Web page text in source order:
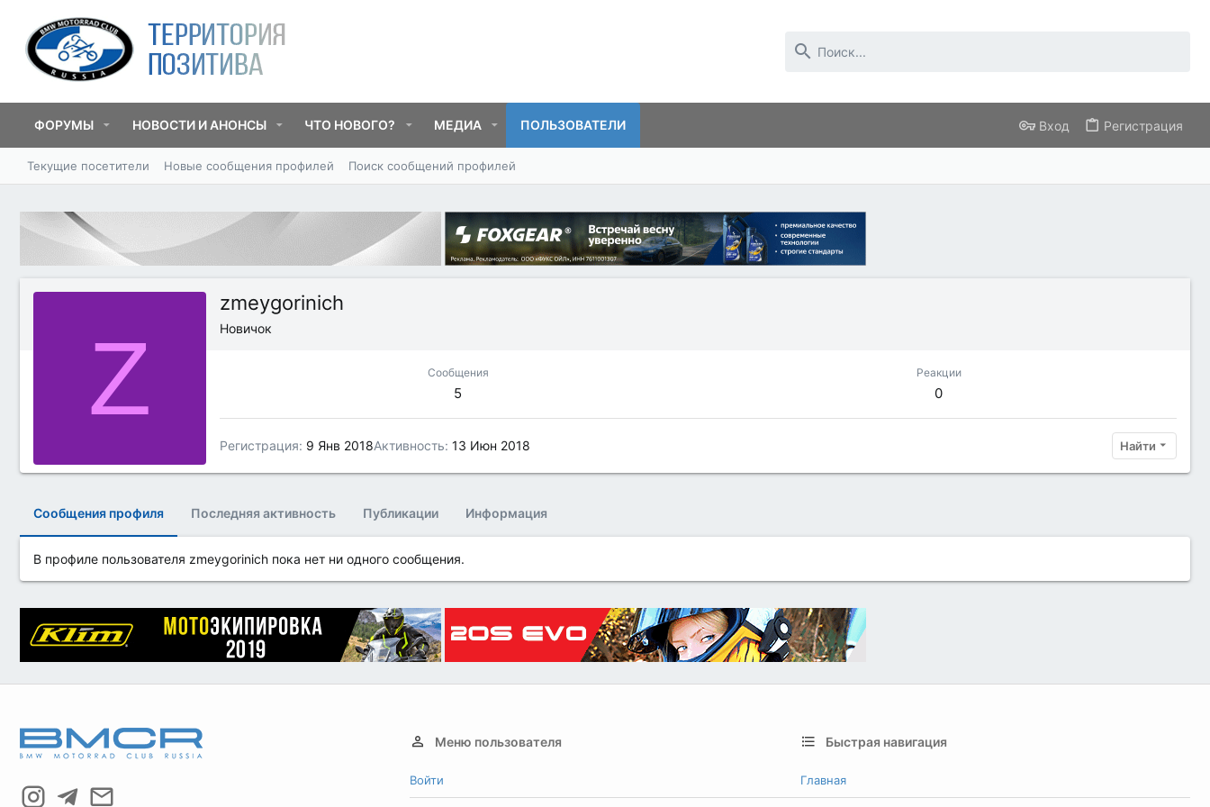
ФОРУМЫ НОВОСТИ И АНОНСЫ ЧТО НОВОГО? МЕДИА ПОЛЬЗОВАТЕЛИ Вход Регистрация
Текущие посетители Новые сообщения профилей Поиск сообщений профилей
Z
zmeygorinich
Новичок
Сообщения
5
Реакции
0
Регистрация 9 Янв 2018Активность 13 Июн 2018 Найти
Сообщения профиля Последняя активность Публикации Информация
В профиле пользователя zmeygorinich пока нет ни одного сообщения.
Меню пользователя
Войти
Быстрая навигация
Главная